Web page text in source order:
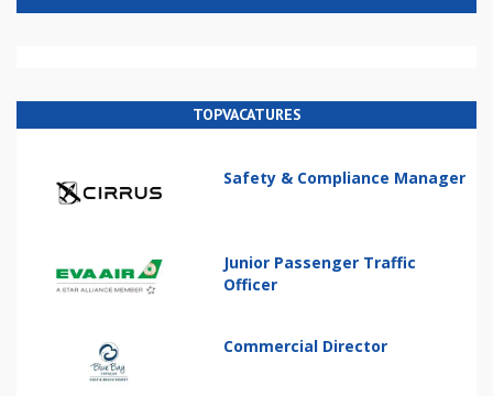
TOPVACATURES
Safety & Compliance Manager
Junior Passenger Traffic
Officer
Commercial Director